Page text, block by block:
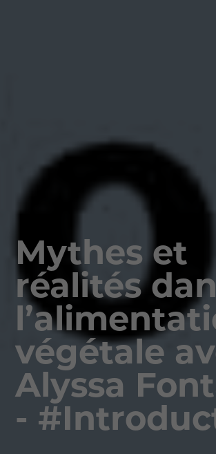
Mythes et
réalités
végétale
Alyssa
-